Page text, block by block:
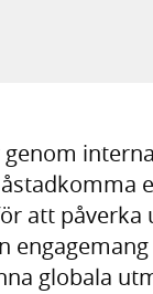
genom
att påverka
globala